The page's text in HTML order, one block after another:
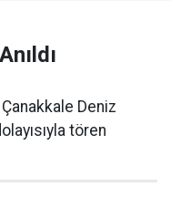
Deniz
tören